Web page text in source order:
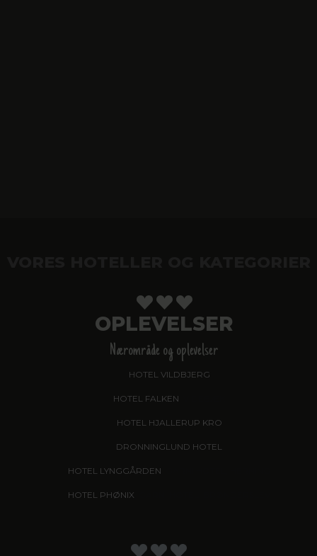
OPLEVELSER
Nærområde og oplevelser
HOTEL VILDBJERG
HOTEL FALKEN
HOTEL HJALLERUP KRO
DRONNINGLUND HOTEL
HOTEL LYNGGÅRDEN
HOTEL PHØNIX